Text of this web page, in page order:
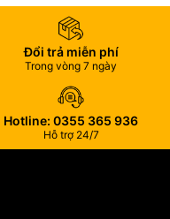
Đổi trả miễn phí
Trong vòng 7 ngày
Hotline: 0355 365 936
Hỗ trợ 24/7